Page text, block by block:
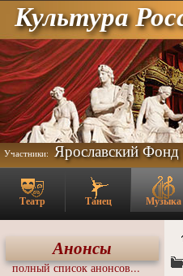
Культура
Участники: Ярославский Фонд
Театр Танец Музыка
Анонсы
полный список анонсов...